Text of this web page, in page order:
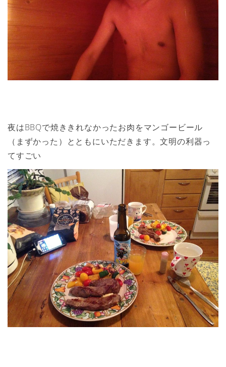
夜はBBQで焼ききれなかったお肉をマンゴービール
（まずかった）とともにいただきます。文明の利器っ
てすごい